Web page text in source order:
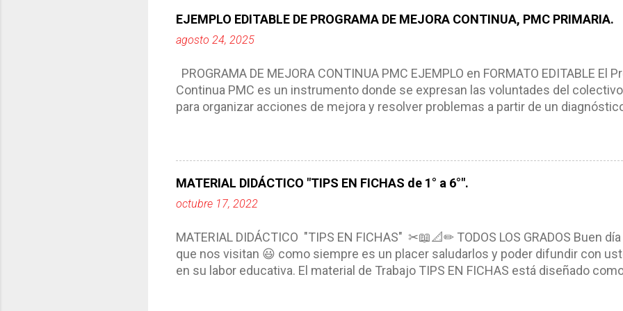
Tiene un carácter flexible, es decir permite realizar ajustes para mejorar los
interacción de otros miembros de la comunidad educativa. Compañeros
EJEMPLO EDITABLE DE PROGRAMA DE MEJORA CONTINUA, PMC PRIMARIA.
agosto 24, 2025
PROGRAMA DE MEJORA CONTINUA PMC EJEMPLO en FORMATO EDITABLE El
Continua PMC es un instrumento donde se expresan las voluntades del
para organizar acciones de mejora y resolver problemas a partir de un
concreta y realista que, a partir de un diagnóstico amplio de las condiciones
problemáticas escolares de manera priorizada y en tiempos establecidos.
PROGRAMA DE MEJORA CONTINUA *Basarse en un diagnóstico escolar
comunidad educativa. *Enmarcarse en una política de participación y
estrategia de c...
MATERIAL DIDÁCTICO "TIPS EN FICHAS de 1° a 6°".
octubre 17, 2022
MATERIAL DIDÁCTICO "TIPS EN FICHAS" ✂📖📐✏ TODOS LOS GRADOS Buen
que nos visitan 😃 como siempre es un placer saludarlos y poder difundir con
en su labor educativa. El material de Trabajo TIPS EN FICHAS está diseñado
amena y creativa los conocimientos. Compañeros que el día de hoy nos visitan